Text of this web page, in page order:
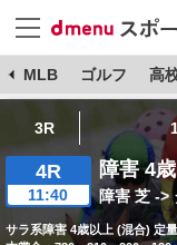
MLB ゴルフ 高
3R
4R
11:40
障害 4
障害 芝 ->
サラ系障害 4歳以上 (混合) 定量